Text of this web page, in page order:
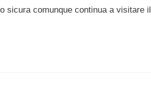
sicura comunque continua a visitare il